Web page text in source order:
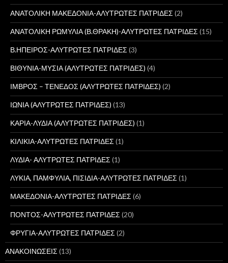
ΑΝΑΤΟΛΙΚΗ ΜΑΚΕΔΟΝΙΑ-ΑΛΥΤΡΩΤΕΣ ΠΑΤΡΙΔΕΣ (2)
ΑΝΑΤΟΛΙΚΗ ΡΩΜΥΛΙΑ (Β.ΘΡΑΚΗ)-ΑΛΥΤΡΩΤΕΣ ΠΑΤΡΙΔΕΣ (15)
Β.ΗΠΕΙΡΟΣ-ΑΛΥΤΡΩΤΕΣ ΠΑΤΡΙΔΕΣ (3)
ΒΙΘΥΝΙΑ-ΜΥΣΙΑ (ΑΛΥΤΡΩΤΕΣ ΠΑΤΡΙΔΕΣ) (4)
ΙΜΒΡΟΣ – ΤΕΝΕΔΟΣ (ΑΛΥΤΡΩΤΕΣ ΠΑΤΡΙΔΕΣ) (2)
ΙΩΝΙΑ (ΑΛΥΤΡΩΤΕΣ ΠΑΤΡΙΔΕΣ) (13)
ΚΑΡΙΑ-ΛΥΔΙΑ (ΑΛΥΤΡΩΤΕΣ ΠΑΤΡΙΔΕΣ) (1)
ΚΙΛΙΚΙΑ-ΑΛΥΤΡΩΤΕΣ ΠΑΤΡΙΔΕΣ (1)
ΛΥΔΙΑ- ΑΛΥΤΡΩΤΕΣ ΠΑΤΡΙΔΕΣ (1)
ΛΥΚΙΑ, ΠΑΜΦΥΛΙΑ, ΠΙΣΙΔΙΑ-ΑΛΥΤΡΩΤΕΣ ΠΑΤΡΙΔΕΣ (1)
ΜΑΚΕΔΟΝΙΑ-ΑΛΥΤΡΩΤΕΣ ΠΑΤΡΙΔΕΣ (6)
ΠΟΝΤΟΣ-ΑΛΥΤΡΩΤΕΣ ΠΑΤΡΙΔΕΣ (20)
ΦΡΥΓΙΑ-ΑΛΥΤΡΩΤΕΣ ΠΑΤΡΙΔΕΣ (2)
ΑΝΑΚΟΙΝΩΣΕΙΣ (13)